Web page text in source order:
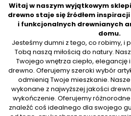
Witaj w naszym wyjątkowym
drewno staje się źródłem
i funkcjonalnych drewnianych
domu.
Jesteśmy dumni z tego, co robimy, i
Tobą naszą miłością do natury.
Twojego wnętrza ciepło, elegancję
drewno. Oferujemy szeroki wybór
odmienią Twoje mieszkanie.
wykonane z najwyższej jakości
wykończenie. Oferujemy różnorodne
znaleźć coś idealnego dla swojego